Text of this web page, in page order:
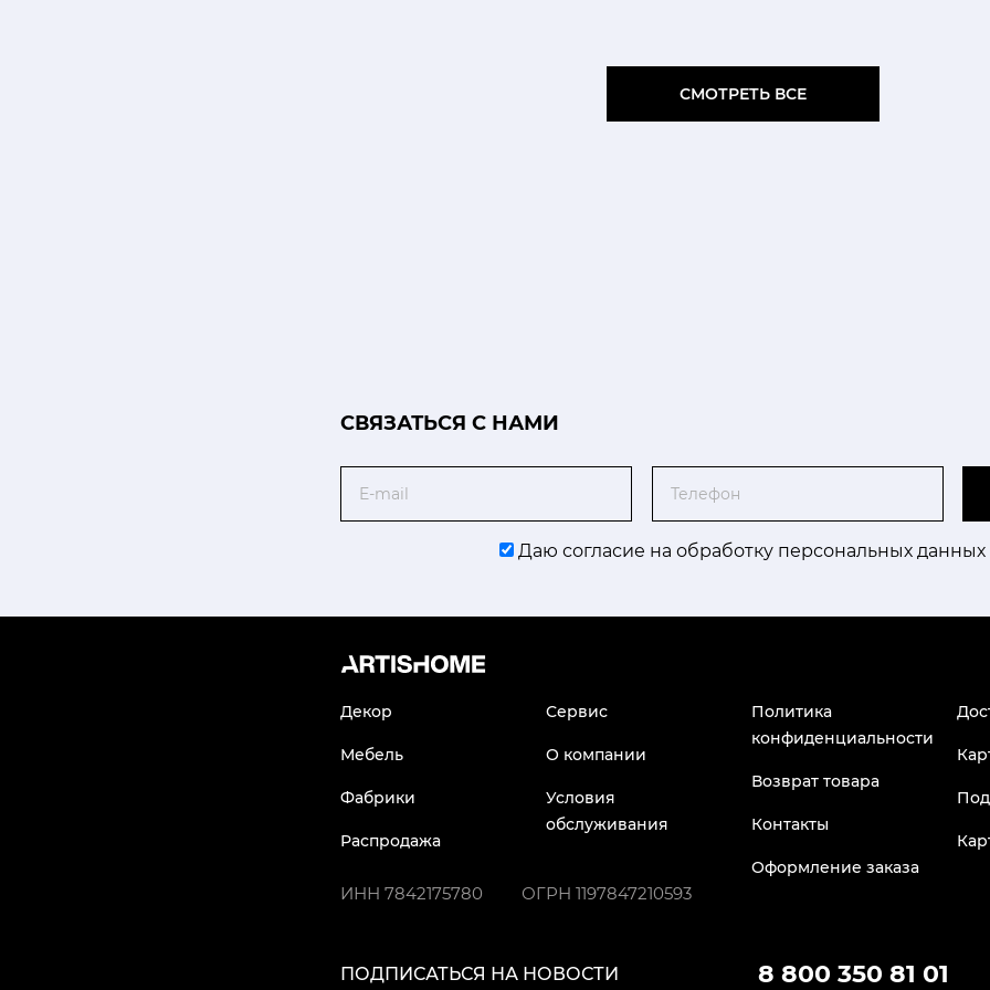
СМОТРЕТЬ ВСЕ
CВЯЗАТЬСЯ С НАМИ
Даю согласие на обработку персональных данных
Декор
Мебель
Фабрики
Распродажа
Сервис
О компании
Условия
обслуживания
Политика
конфиденциальности
Возврат товара
Контакты
Оформление заказа
ИНН 7842175780 ОГРН 1197847210593
8 800 350 81 01
ПОДПИСАТЬСЯ НА НОВОСТИ